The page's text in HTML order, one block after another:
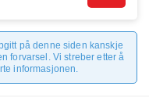
på denne siden kanskje
forvarsel. Vi streber etter å
informasjonen.